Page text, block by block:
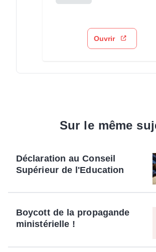
Ouvrir
Sur le même
Déclaration au Conseil
Supérieur de l'Education
Boycott de la propagande
ministérielle !